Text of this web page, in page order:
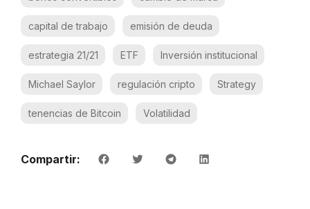
capital de trabajo emisión de deuda
estrategia 21/21 ETF Inversión institucional
Michael Saylor regulación cripto Strategy
tenencias de Bitcoin Volatilidad
Compartir: